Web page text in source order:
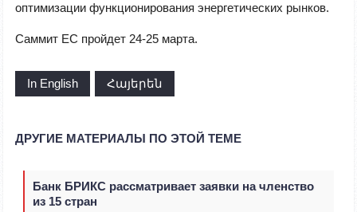
оптимизации функционирования энергетических рынков.
Саммит ЕС пройдет 24-25 марта.
In English Հայերեն
ДРУГИЕ МАТЕРИАЛЫ ПО ЭТОЙ ТЕМЕ
Банк БРИКС рассматривает заявки на членство
из 15 стран